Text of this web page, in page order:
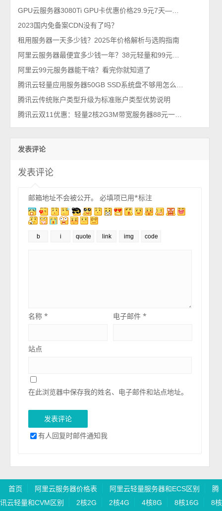
2023国内免备案CDN没有了吗？
租用服务器一天多少钱？2025年价格解析与选购指南
阿里云99元服务器能干啥？看完你就知道了
腾讯云传统账户类型升级为标准账户类型优势说明
发表评论
发表评论
邮箱地址不会被公开。 必填项已用*标注
名称* 电子邮件*
站点
在此浏览器中保存我的姓名、电子邮件和站点地址。
有人回复时邮件通知我
首页 阿里云服务器价格表 阿里云轻量服务器和ECS区别
腾
讯云轻量和CVM区别
2核2G 2核4G 4核8G 8核16G 8核